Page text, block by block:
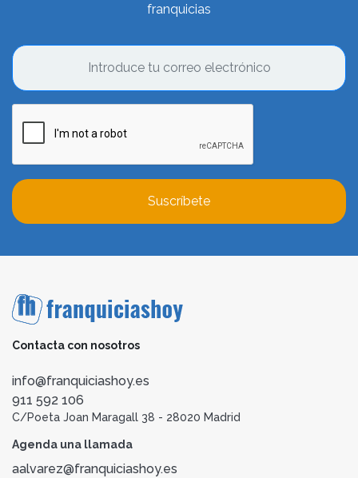
franquicias
Suscríbete
Contacta con nosotros
info@franquiciashoy.es
911 592 106
C/Poeta Joan Maragall 38 - 28020 Madrid
Agenda una llamada
aalvarez@franquiciashoy.es